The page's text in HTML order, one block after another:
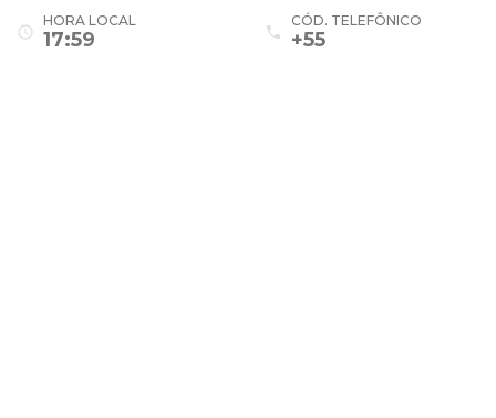
access_time
HORA LOCAL
17:59 phone
CÓD. TELEFÔNICO
+55